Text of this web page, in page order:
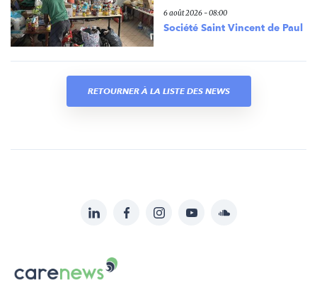
6 août 2026 - 08:00
Société Saint Vincent de Paul
RETOURNER À LA LISTE DES NEWS
sur:
LinkedInFacebookInstagramYouTubeSoundcloud
Carenews,
Le